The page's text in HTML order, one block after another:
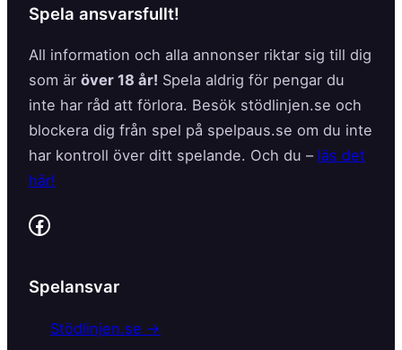
Spela ansvarsfullt!
All information och alla annonser riktar sig till dig
som är över 18 år! Spela aldrig för pengar du
inte har råd att förlora. Besök stödlinjen.se och
blockera dig från spel på spelpaus.se om du inte
har kontroll över ditt spelande. Och du – läs det
här!
Facebook
Spelansvar
Stödlinjen.se →